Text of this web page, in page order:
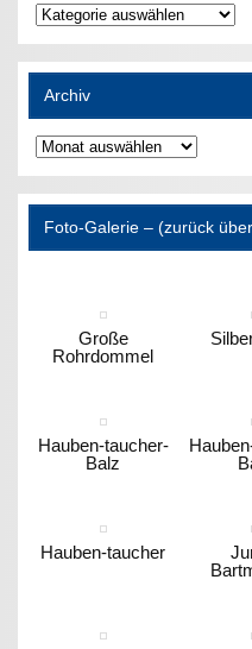
Kategorien
Archiv
Archiv
Foto-Galerie – (zurück
Große
Rohrdommel
Hauben-taucher-
Balz
Hauben-taucher